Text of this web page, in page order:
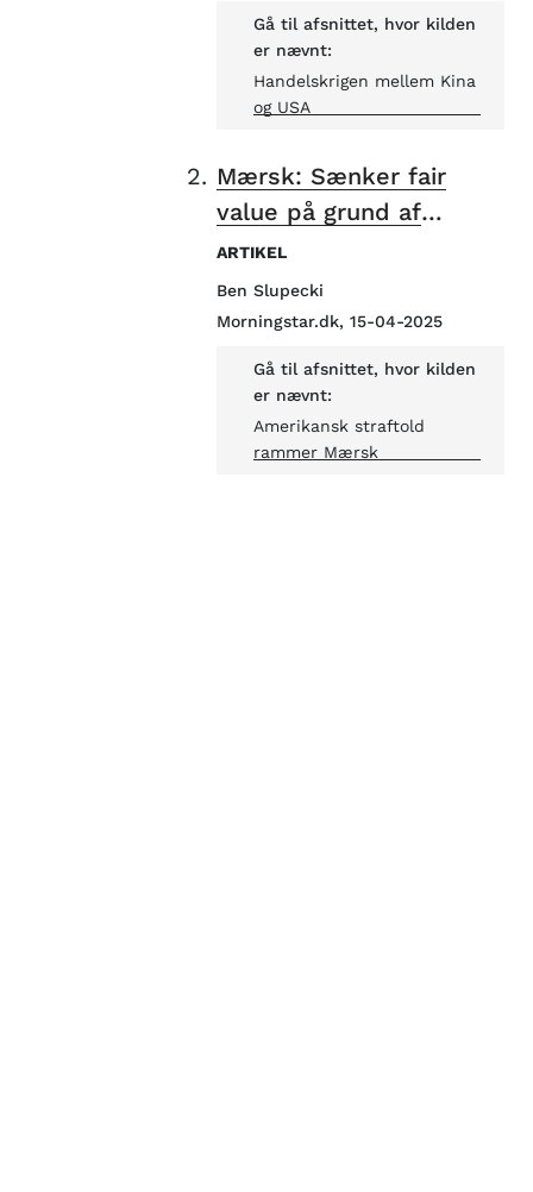
Gå til afsnittet, hvor kilden
er nævnt:
Handelskrigen mellem Kina
og USA
2. Mærsk: Sænker fair
value på grund af
usikkerhed om tariffer
ARTIKEL
Ben Slupecki
Morningstar.dk, 15-04-2025
Gå til afsnittet, hvor kilden
er nævnt:
Amerikansk straftold
rammer Mærsk